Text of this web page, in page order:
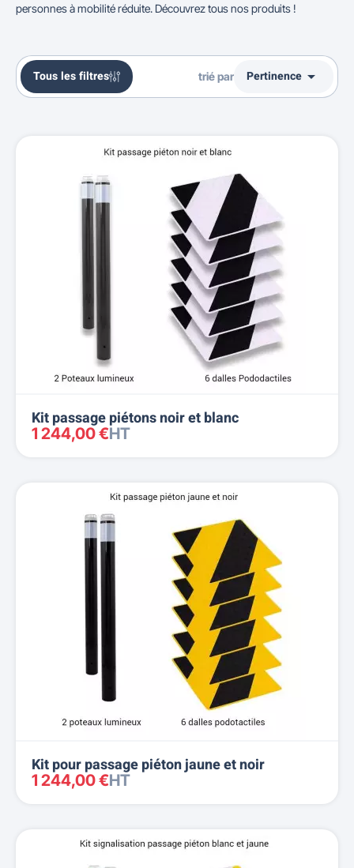
personnes à mobilité réduite. Découvrez tous nos produits !
Tous les filtres trié par Pertinence 
Nom, A à Z
Nom, Z à A
Prix, croissant
Prix, décroissant
Reference, A to Z
Reference, Z to A
Kit passage piétons noir et blanc
1 244,00 €HT
Kit pour passage piéton jaune et noir
1 244,00 €HT